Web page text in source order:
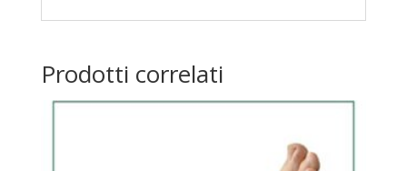
Prodotti correlati